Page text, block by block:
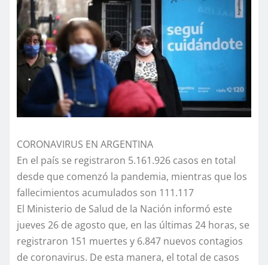
CORONAVIRUS EN ARGENTINA
En el país se registraron 5.161.926 casos en total
desde que comenzó la pandemia, mientras que los
fallecimientos acumulados son 111.117
El Ministerio de Salud de la Nación informó este
jueves 26 de agosto que, en las últimas 24 horas, se
registraron 151 muertes y 6.847 nuevos contagios
de coronavirus. De esta manera, el total de casos